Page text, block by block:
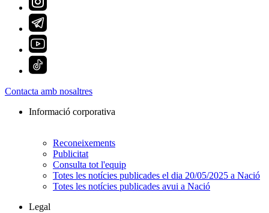
Contacta amb nosaltres
Informació corporativa
Reconeixements
Publicitat
Consulta tot l'equip
Totes les notícies publicades el dia 20/05/2025 a Nació
Totes les notícies publicades avui a Nació
Legal